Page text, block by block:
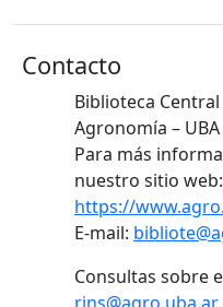
Contacto
Biblioteca
Agronomía – UBA
Para más
nuestro sitio web:
https://
E-mail:
Consultas sobre